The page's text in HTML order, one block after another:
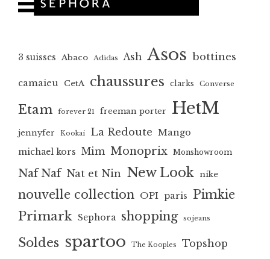
3 suisses Abaco Adidas Ash Asos bottines
camaieu CetA chaussures clarks Converse
Etam forever 21 freeman porter HetM
jennyfer Kookai La Redoute Mango
michael kors Mim Monoprix Monshowroom
Naf Naf Nat et Nin New Look nike
nouvelle collection OPI paris Pimkie
Primark Sephora shopping sojeans
Soldes spartoo The Kooples Topshop